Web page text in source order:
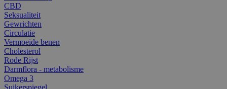
CBD
Seksualiteit
Gewrichten
Circulatie
Vermoeide benen
Cholesterol
Rode Rijst
Darmflora - metabolisme
Omega 3
Suikerspiegel